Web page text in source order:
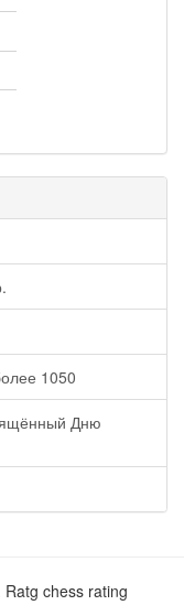
1050
Дню
chess rating